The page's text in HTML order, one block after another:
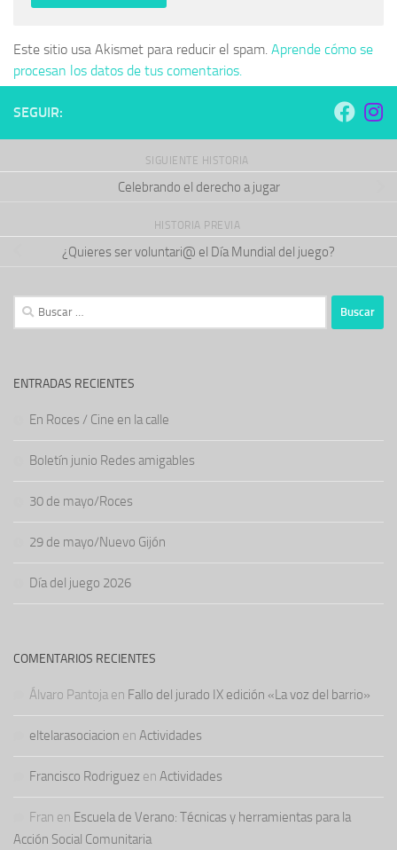
Este sitio usa Akismet para reducir el spam. Aprende cómo se
procesan los datos de tus comentarios.
SEGUIR:
SIGUIENTE HISTORIA
Celebrando el derecho a jugar
HISTORIA PREVIA
¿Quieres ser voluntari@ el Día Mundial del juego?
Buscar:
ENTRADAS RECIENTES
En Roces / Cine en la calle
Boletín junio Redes amigables
30 de mayo/Roces
29 de mayo/Nuevo Gijón
Día del juego 2026
COMENTARIOS RECIENTES
Álvaro Pantoja en Fallo del jurado IX edición «La voz del barrio»
eltelarasociacion en Actividades
Francisco Rodriguez en Actividades
Fran en Escuela de Verano: Técnicas y herramientas para la
Acción Social Comunitaria